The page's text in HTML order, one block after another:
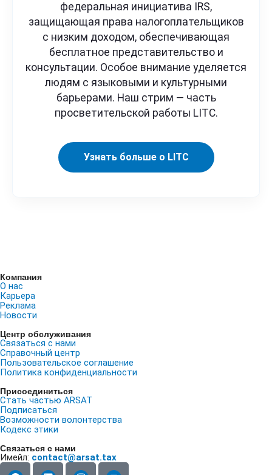
федеральная инициатива IRS,
защищающая права налогоплательщиков
с низким доходом, обеспечивающая
бесплатное представительство и
консультации. Особое внимание уделяется
людям с языковыми и культурными
барьерами. Наш стрим — часть
просветительской работы LITC.
Узнать больше о LITC
Компания
О нас
Карьера
Реклама
Новости
Центр обслуживания
Связаться с нами
Справочный центр
Пользовательское соглашение
Политика конфиденциальности
Присоединиться
Стать частью ARSAT
Подписаться
Возможности волонтерства
Кодекс этики
Связаться с нами
Имейл: contact@arsat.tax